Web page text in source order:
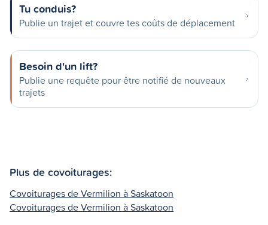
Tu conduis?
Publie un trajet et couvre tes coûts de déplacement
Besoin d'un lift?
Publie une requête pour être notifié de nouveaux
trajets
Plus de covoiturages:
Covoiturages de Vermilion à Saskatoon
Covoiturages de Vermilion à Saskatoon